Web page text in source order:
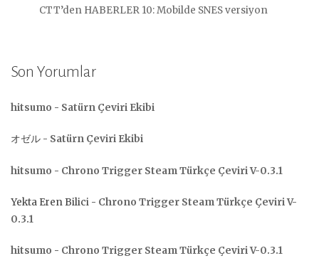
CTT’den HABERLER 10: Mobilde SNES versiyon
Son Yorumlar
hitsumo - Satürn Çeviri Ekibi
オゼル - Satürn Çeviri Ekibi
hitsumo - Chrono Trigger Steam Türkçe Çeviri V-0.3.1
Yekta Eren Bilici - Chrono Trigger Steam Türkçe Çeviri V-
0.3.1
hitsumo - Chrono Trigger Steam Türkçe Çeviri V-0.3.1